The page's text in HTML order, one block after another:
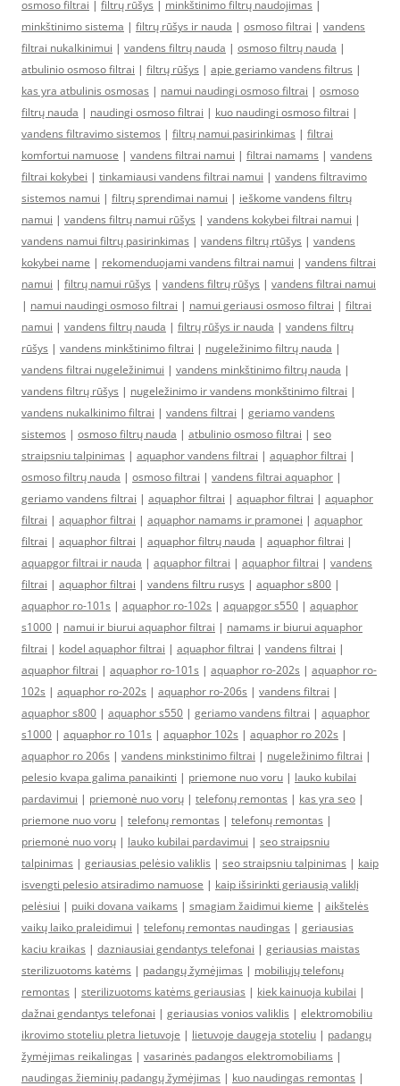
osmoso filtrai | filtrų rūšys | minkštinimo filtrų naudojimas |
minkštinimo sistema | filtrų rūšys ir nauda | osmoso filtrai | vandens
filtrai nukalkinimui | vandens filtrų nauda | osmoso filtrų nauda |
atbulinio osmoso filtrai | filtrų rūšys | apie geriamo vandens filtrus |
kas yra atbulinis osmosas | namui naudingi osmoso filtrai | osmoso
filtrų nauda | naudingi osmoso filtrai | kuo naudingi osmoso filtrai |
vandens filtravimo sistemos | filtrų namui pasirinkimas | filtrai
komfortui namuose | vandens filtrai namui | filtrai namams | vandens
filtrai kokybei | tinkamiausi vandens filtrai namui | vandens filtravimo
sistemos namui | filtrų sprendimai namui | ieškome vandens filtrų
namui | vandens filtrų namui rūšys | vandens kokybei filtrai namui |
vandens namui filtrų pasirinkimas | vandens filtrų rtūšys | vandens
kokybei name | rekomenduojami vandens filtrai namui | vandens filtrai
namui | filtrų namui rūšys | vandens filtrų rūšys | vandens filtrai namui
| namui naudingi osmoso filtrai | namui geriausi osmoso filtrai | filtrai
namui | vandens filtrų nauda | filtrų rūšys ir nauda | vandens filtrų
rūšys | vandens minkštinimo filtrai | nugeležinimo filtrų nauda |
vandens filtrai nugeležinimui | vandens minkštinimo filtrų nauda |
vandens filtrų rūšys | nugeležinimo ir vandens monkštinimo filtrai |
vandens nukalkinimo filtrai | vandens filtrai | geriamo vandens
sistemos | osmoso filtrų nauda | atbulinio osmoso filtrai | seo
straipsniu talpinimas | aquaphor vandens filtrai | aquaphor filtrai |
osmoso filtrų nauda | osmoso filtrai | vandens filtrai aquaphor |
geriamo vandens filtrai | aquaphor filtrai | aquaphor filtrai | aquaphor
filtrai | aquaphor filtrai | aquaphor namams ir pramonei | aquaphor
filtrai | aquaphor filtrai | aquaphor filtrų nauda | aquaphor filtrai |
aquapgor filtrai ir nauda | aquaphor filtrai | aquaphor filtrai | vandens
filtrai | aquaphor filtrai | vandens filtru rusys | aquaphor s800 |
aquaphor ro-101s | aquaphor ro-102s | aquapgor s550 | aquaphor
s1000 | namui ir biurui aquaphor filtrai | namams ir biurui aquaphor
filtrai | kodel aquaphor filtrai | aquaphor filtrai | vandens filtrai |
aquaphor filtrai | aquaphor ro-101s | aquaphor ro-202s | aquaphor ro-
102s | aquaphor ro-202s | aquaphor ro-206s | vandens filtrai |
aquaphor s800 | aquaphor s550 | geriamo vandens filtrai | aquaphor
s1000 | aquaphor ro 101s | aquaphor 102s | aquaphor ro 202s |
aquaphor ro 206s | vandens minkstinimo filtrai | nugeležinimo filtrai |
pelesio kvapa galima panaikinti | priemone nuo voru | lauko kubilai
pardavimui | priemonė nuo vorų | telefonų remontas | kas yra seo |
priemone nuo voru | telefonų remontas | telefonų remontas |
priemonė nuo vorų | lauko kubilai pardavimui | seo straipsniu
talpinimas | geriausias pelėsio valiklis | seo straipsniu talpinimas | kaip
isvengti pelesio atsiradimo namuose | kaip išsirinkti geriausią valiklį
pelėsiui | puiki dovana vaikams | smagiam žaidimui kieme | aikštelės
vaikų laiko praleidimui | telefonų remontas naudingas | geriausias
kaciu kraikas | dazniausiai gendantys telefonai | geriausias maistas
sterilizuotoms katėms | padangų žymėjimas | mobiliųjų telefonų
remontas | sterilizuotoms katėms geriausias | kiek kainuoja kubilai |
dažnai gendantys telefonai | geriausias vonios valiklis | elektromobiliu
ikrovimo stoteliu pletra lietuvoje | lietuvoje daugeja stoteliu | padangų
žymėjimas reikalingas | vasarinės padangos elektromobiliams |
naudingas žieminių padangų žymėjimas | kuo naudingas remontas |